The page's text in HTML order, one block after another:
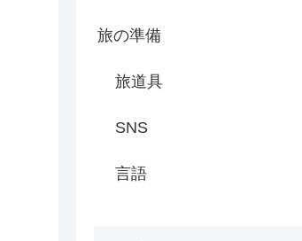
旅の準備
旅道具
SNS
言語